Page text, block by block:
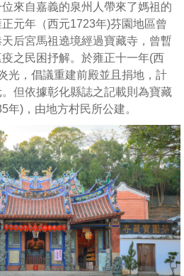
義
非
屋
脊
脊
飾
也
特
來自嘉義的泉州人帶來了媽祖的
元年（西元1723年)芬園地區曾
后宮馬祖遶境經過寶藏寺，曾暫
之民困抒解。於雍正十一年(西
光，倡議重建前殿並且捐地，計
但依據彰化縣誌之記載則為寶藏
年)，由地方村民所公建。